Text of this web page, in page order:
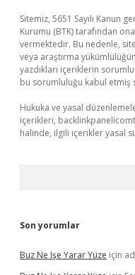
Sitemiz, 5651 Sayılı Kanun
Kurumu (BTK) tarafından
vermektedir. Bu nedenle,
veya araştırma
yazdıkları içeriklerin
bu sorumluluğu kabul etmiş
Hukuka ve yasal
içerikleri,
halinde, ilgili içerikler yasal
Son yorumlar
Buz Ne Işe Yarar Yüze için